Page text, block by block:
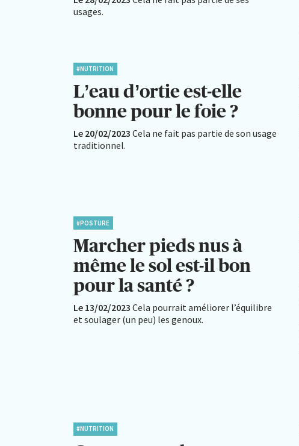
usages.
#NUTRITION
L’eau d’ortie est-elle
bonne pour le foie ?
Le 20/02/2023 Cela ne fait pas partie de son usage
traditionnel.
#POSTURE
Marcher pieds nus à
même le sol est-il bon
pour la santé ?
Le 13/02/2023 Cela pourrait améliorer l’équilibre
et soulager (un peu) les genoux.
#NUTRITION